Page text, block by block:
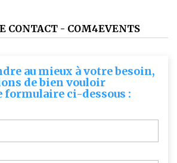
CONTACT - COM4EVENTS
au mieux à votre besoin,
de bien vouloir
formulaire ci-dessous :